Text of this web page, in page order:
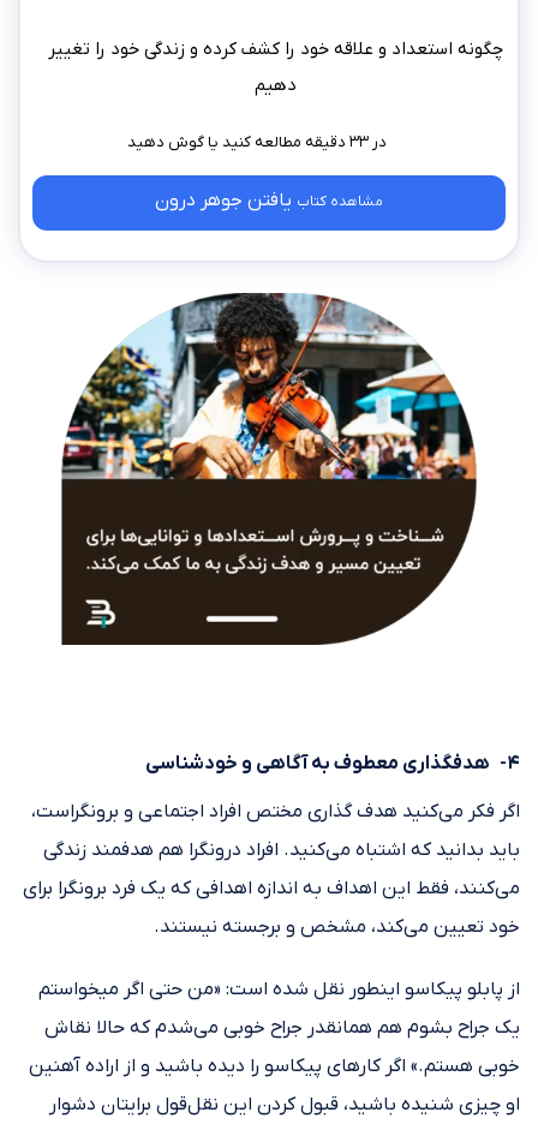
چگونه استعداد و علاقه خود را کشف کرده و زندگی خود را تغییر
دهیم
در ۳۳ دقیقه مطالعه کنید
مشاهده کتاب یافتن جوهر درون
۴- هدف‎گذاری معطوف به آگاهی و خودشناسی
اگر فکر می‌کنید هدف‎ گذاری مختص افراد اجتماعی و برون‎گراست،
باید بدانید که اشتباه می‌کنید. افراد درون‎گرا هم هدف‎مند زندگی
می‌کنند، فقط این اهداف به اندازه اهدافی که یک فرد برون‎گرا برای
خود تعیین می‌کند، مشخص و برجسته نیستند.
از پابلو پیکاسو این‎طور نقل شده است: «من حتی اگر می‎خواستم
یک جراح بشوم هم همان‎قدر جراح خوبی می‌شدم که حالا نقاش
خوبی هستم.» اگر کارهای پیکاسو را دیده باشید و از اراده آهنین
او چیزی شنیده باشید، قبول کردن این نقل‌قول برایتان دشوار